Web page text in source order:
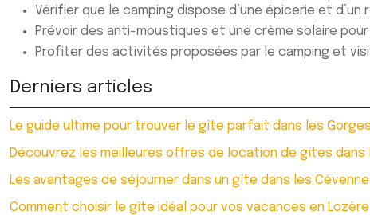
Vérifier que le camping dispose d’une épicerie et
Prévoir des anti-moustiques et une crème solaire
Profiter des activités proposées par le camping et
Derniers articles
Le guide ultime pour trouver le gîte parfait dans les
Découvrez les meilleures offres de location de gîtes dans
Les avantages de séjourner dans un gîte dans les
Comment choisir le gîte idéal pour vos vacances en Lozère